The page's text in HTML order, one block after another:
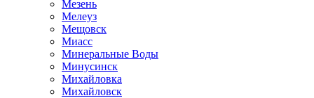
Мезень
Мелеуз
Мещовск
Миасс
Минеральные Воды
Минусинск
Михайловка
Михайловск